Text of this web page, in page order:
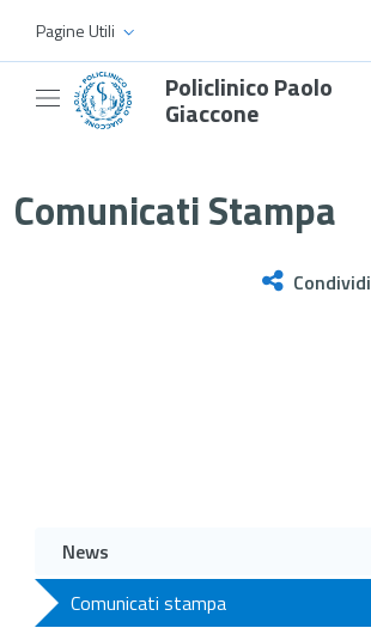
Skip to Main Content
Pagine Utili
Policlinico Paolo
Giaccone
Comunicati Stampa
Condividi
News
Comunicati stampa